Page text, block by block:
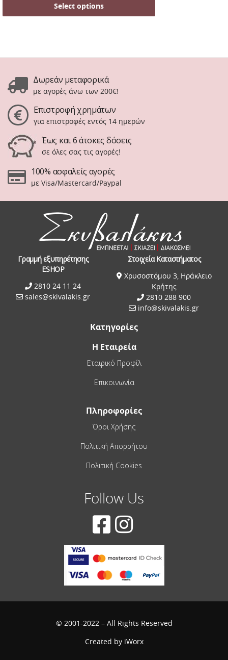
Select options
Δωρεάν μεταφορικά
με αγορές άνω των 200€!
Επιστροφή χρημάτων
για επιστροφές εντός 14 ημερών
Έως και 6 άτοκες δόσεις
σε όλες σας τις αγορές!
100% ασφαλείς αγορές
με Visa/Mastercard/Paypal
Γραμμή εξυπηρέτησης
ESHOP
2810 24 11 24
sales@skivalakis.gr
Στοιχεία Καταστήματος
Χρυσοστόμου 3, Ηράκλειο
Κρήτης
2810 288 900
info@skivalakis.gr
Κατηγορίες
Η Εταιρεία
Εταιρικό Προφίλ
Επικοινωνία
Πληροφορίες
Όροι Χρήσης
Πολιτική Απορρήτου
Πολιτική Cookies
Follow Us
© 2001-2022 – All Rights Reserved
Created by iWorx